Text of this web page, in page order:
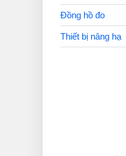
Đồng hồ đo
Thiết bị nâng hạ